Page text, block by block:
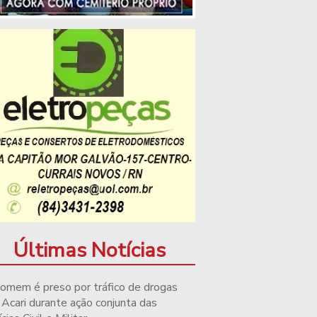
Últimas Notícias
é preso por tráfico de drogas
durante ação conjunta das